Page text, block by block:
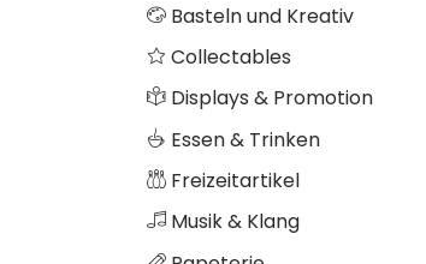
Basteln und Kreativ
Collectables
Displays & Promotion
Essen & Trinken
Freizeitartikel
Musik & Klang